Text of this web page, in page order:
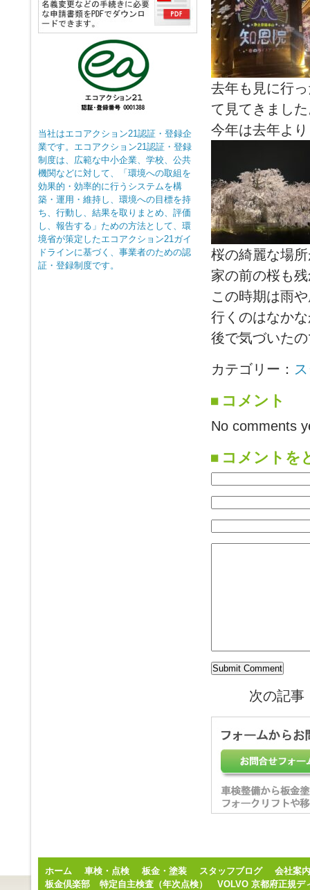
当社はエコアクション21認証・登録企
業です。エコアクション21認証・登録
制度は、広範な中小企業、学校、公共
機関などに対して、「環境への取組を
効果的・効率的に行うシステムを構
築・運用・維持し、環境への目標を持
ち、行動し、結果を取りまとめ、評価
し、報告する」ための方法として、環
境省が策定したエコアクション21ガイ
ドラインに基づく、事業者のための認
証・登録制度です。
去年も見に行
て見てきまし
今年は去年よ
桜の綺麗な場
家の前の桜も
この時期は雨
行くのはなか
後で気づいた
カテゴリー：
コメント
No comments
コメントを
次の記事
ホーム 車検・点検 板金・塗装 スタッフブログ
会社案内
板金倶楽部
特定自主検査（年次点検） VOLVO 京都府正規デ